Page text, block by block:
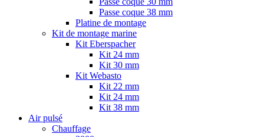
Passe coque 38 mm
Platine de montage
Kit de montage marine
Kit Eberspacher
Kit 24 mm
Kit 30 mm
Kit Webasto
Kit 22 mm
Kit 24 mm
Kit 38 mm
Air pulsé
Chauffage